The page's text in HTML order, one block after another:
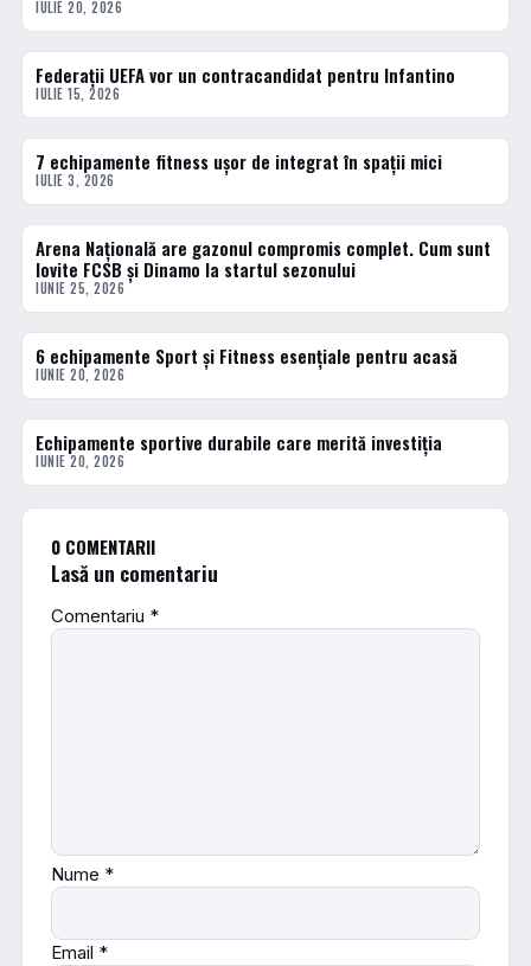
IULIE 20, 2026
ACTUALE
Federații UEFA vor un contracandidat pentru Infantino
IULIE 15, 2026
ACTUALE
7 echipamente fitness ușor de integrat în spații mici
IULIE 3, 2026
ACTUALE
Arena Națională are gazonul compromis complet. Cum sunt
lovite FCSB și Dinamo la startul sezonului
IUNIE 25, 2026
ACTUALE
6 echipamente Sport și Fitness esențiale pentru acasă
IUNIE 20, 2026
ACTUALE
Echipamente sportive durabile care merită investiția
IUNIE 20, 2026
0 COMENTARII
Lasă un comentariu
Comentariu *
Nume *
Email *